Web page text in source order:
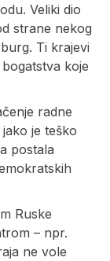
Veliki dio
strane nekog
Ti krajevi
koje
radne
je teško
postala
Ruske
– npr.
ne vole